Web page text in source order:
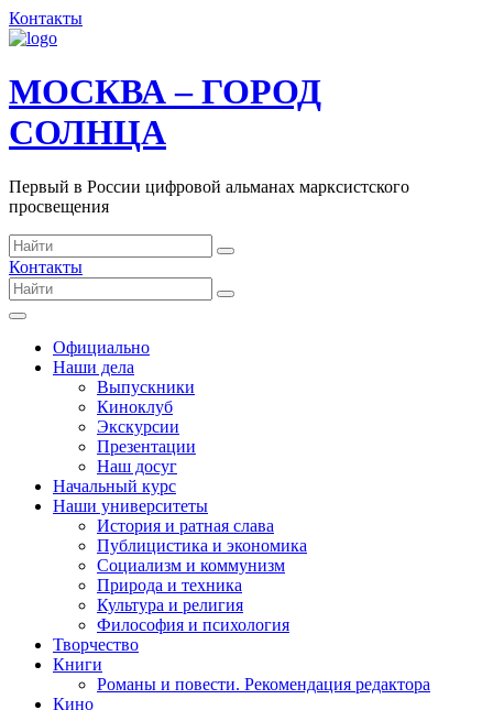
Контакты
МОСКВА – ГОРОД
СОЛНЦА
Первый в России цифровой альманах марксистского
просвещения
Контакты
Официально
Наши дела
Выпускники
Киноклуб
Экскурсии
Презентации
Наш досуг
Начальный курс
Наши университеты
История и ратная слава
Публицистика и экономика
Социализм и коммунизм
Природа и техника
Культура и религия
Философия и психология
Творчество
Книги
Романы и повести. Рекомендация редактора
Кино